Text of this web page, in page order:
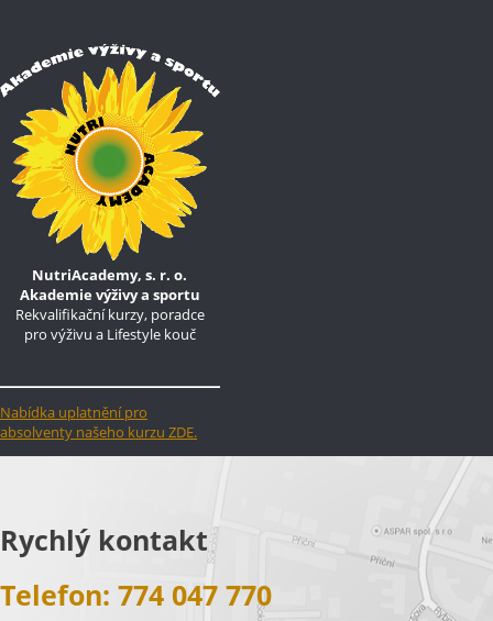
NutriAcademy, s. r. o.
Akademie výživy a sportu
Rekvalifikační kurzy, poradce
pro výživu a Lifestyle kouč
Nabídka uplatnění pro
absolventy našeho kurzu ZDE.
Rychlý kontakt
Telefon: 774 047 770